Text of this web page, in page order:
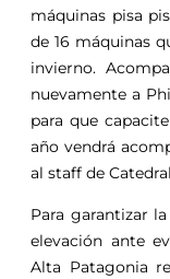
máquinas pisa
de 16 máquinas
invierno.
nuevamente a
para que
año vendrá
al staff de
Para garantizar
elevación ante
Alta Patagonia